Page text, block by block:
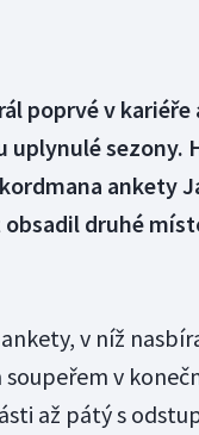
poprvé v
sezony.
ankety
druhé
v níž
v
až pátý s